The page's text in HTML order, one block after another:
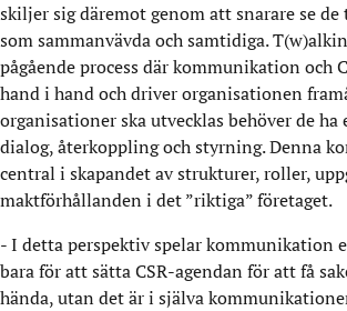
skiljer sig däremot genom att snarare se
som sammanvävda och samtidiga.
pågående process där kommunikation och
hand i hand och driver organisationen
organisationer ska utvecklas behöver de ha
dialog, återkoppling och styrning. Denna
central i skapandet av strukturer, roller,
maktförhållanden i det ”riktiga” företaget.
- I detta perspektiv spelar kommunikation
bara för att sätta CSR-agendan för att få
hända, utan det är i själva